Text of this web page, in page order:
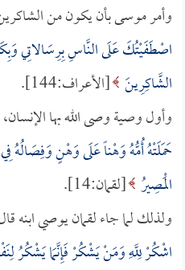
وأمر موسى بأن يكون من
اصْطَفَيْتُكَ عَلَى النَّاسِ بِرِسَالاتِي
الشَّاكِرِينَ [الأعراف:144].
وأول وصية وصى الله بها
حَمَلَتْهُ أُمُّهُ وَهْناً عَلَى وَهْنٍ وَفِصَالُهُ
الْمَصِيرُ [لقمان:14].
ولذلك لما جاء لقمان يوصي ابنه
اشْكُرْ لِلَّهِ وَمَنْ يَشْكُرْ فَإِنَّمَا يَشْكُرُ